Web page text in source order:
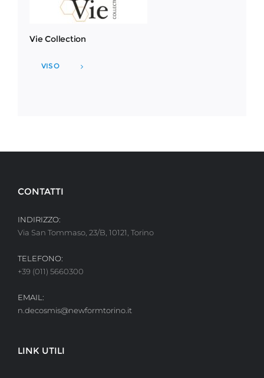
Vie Collection
VISO
CONTATTI
INDIRIZZO:
Via San Tommaso, 23/B, 10121, Torino
TELEFONO:
+39 (011) 5660300
EMAIL:
n.decosmis@newformtorino.it
LINK UTILI